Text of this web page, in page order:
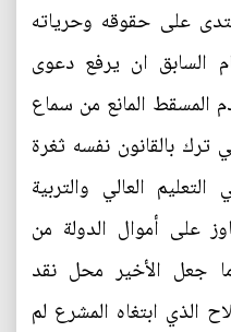
على حقوقه وحرياته
السابق ان يرفع دعوى
المسقط المانع من سماع
ترك بالقانون نفسه ثغرة
العالي والتربية
على أموال الدولة من
جعل الأخير محل نقد
الذي ابتغاه المشرع لم